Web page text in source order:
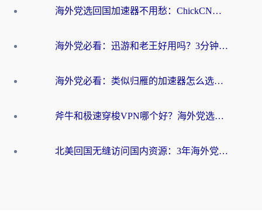
海外党选回国加速器不用愁：ChickCN和洞见哪个好？一篇搞定所有疑问
海外党必看：迅游和老王好用吗？3分钟选对加速国内网络的加速器
海外党必看：类似归雁的加速器怎么选？一篇搞定无缝访问国内资源
斧牛和极速穿梭VPN哪个好？海外党选回国加速器必看的真实对比与避坑指南
北美回国无缝访问国内资源：3年海外党亲测的加速器选择指南